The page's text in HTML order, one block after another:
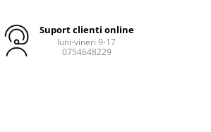
Suport clienti online
luni-vineri 9-17
0754648229